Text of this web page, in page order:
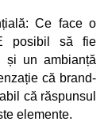
Ce face o
posibil să fie
și un ambianță
că brand-
că răspunsul
elemente.